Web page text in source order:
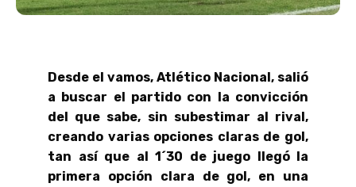
Desde el vamos, Atlético Nacional, salió
a buscar el partido con la convicción
del que sabe, sin subestimar al rival,
creando varias opciones claras de gol,
tan así que al 1´30 de juego llegó la
primera opción clara de gol, en una